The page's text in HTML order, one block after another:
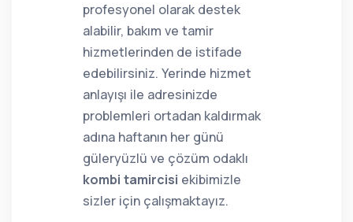
profesyonel olarak destek
alabilir, bakım ve tamir
hizmetlerinden de istifade
edebilirsiniz. Yerinde hizmet
anlayışı ile adresinizde
problemleri ortadan kaldırmak
adına haftanın her günü
güleryüzlü ve çözüm odaklı
kombi tamircisi ekibimizle
sizler için çalışmaktayız.